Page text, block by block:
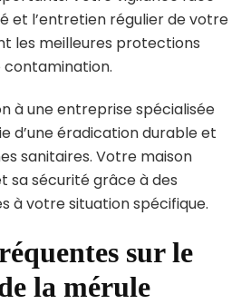
et l’entretien régulier de votre
les meilleures protections
à une entreprise spécialisée
d’une éradication durable et
sanitaires. Votre maison
sa sécurité grâce à des
à votre situation spécifique.
sur le
la mérule